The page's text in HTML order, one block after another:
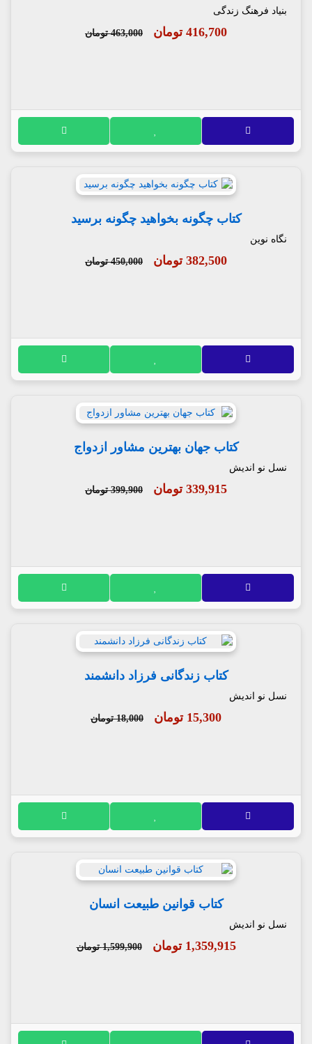
بنیاد فرهنگ زندگی
416,700 تومان 463,000 تومان
کتاب چگونه بخواهید چگونه برسید
نگاه نوین
382,500 تومان 450,000 تومان
کتاب جهان بهترین مشاور ازدواج
نسل نو اندیش
339,915 تومان 399,900 تومان
کتاب زندگانی فرزاد دانشمند
نسل نو اندیش
15,300 تومان 18,000 تومان
کتاب قوانین طبیعت انسان
نسل نو اندیش
1,359,915 تومان 1,599,900 تومان